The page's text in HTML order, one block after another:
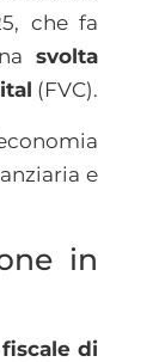
che fa
svolta
(FVC).
e
in
di